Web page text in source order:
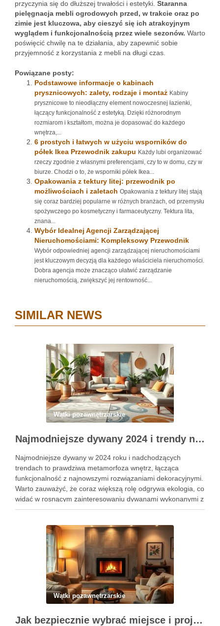
przyczynia się do dłuższej trwałości i estetyki. Staranna
pielęgnacja mebli ogrodowych przed, w trakcie oraz po
zimie jest kluczowa, aby cieszyć się ich atrakcyjnym
wyglądem i funkcjonalnością przez wiele sezonów. Warto
poświęcić chwilę na te działania, aby zapewnić sobie
przyjemność z korzystania z mebli na długi czas.
Powiązane posty:
Podstawowe informacje o kabinach
prysznicowych: zalety, rodzaje i montaż Kabiny
prysznicowe to nieodłączny element nowoczesnej łazienki,
łączący funkcjonalność z estetyką. Dzięki różnorodnym
rozmiarom i kształtom, można je dopasować do każdego
wnętrza,...
6 prostych i łatwych w użyciu wsporników do
półek Ikea Przewodnik zakupu Każdy lubi organizować
rzeczy zgodnie z własnymi preferencjami, czy to w domu, czy w
biurze. Chodzi o to, że wsporniki półek Ikea...
Opakowania z tektury litej: przewodnik po
możliwościach i zaletach Opakowania z tektury litej stają
się coraz bardziej popularne w różnych branżach, od przemysłu
spożywczego po kosmetyczny i farmaceutyczny. Tektura lita,
znana...
Wybór Idealnej Agencji Zarządzającej
Nieruchomościami: Kompleksowy Przewodnik
Wybór odpowiedniej agencji zarządzającej nieruchomościami
jest kluczowym decyzją dla każdego właściciela nieruchomości.
Dobra agencja może znacząco ułatwić zarządzanie
nieruchomością, zwiększyć jej rentowność...
SIMILAR NEWS
Wątki pozawnętrzarskie
Najmodniejsze dywany 2024 i trendy na 2025 rok w aranżacji wnętrz
Najmodniejsze dywany w 2024 roku i nadchodzących
trendach to prawdziwa metamorfoza wnętrz, łącząca
funkcjonalność z najnowszymi rozwiązaniami dekoracyjnymi.
Warto zauważyć, że coraz większą rolę odgrywa ekologia, co
widać w rosnącym zainteresowaniu dywanami wykonanymi z
odnawialnych i biodegradowalnych materiałów. Trendy na
jak beże, szarości …
Wątki pozawnętrzarskie
Jak bezpiecznie wybrać miejsce i projekt kominka w domu